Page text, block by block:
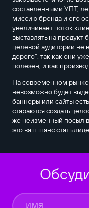
составленными УПТ,
миссию бренда и его
увеличивает поток
выставлять на
целевой аудитории не
дорого”, так как они
полезен, и как
На современном рынке
невозможно будет
баннеры или сайты
стараются создать
же неизменный посыл
это ваш шанс стать